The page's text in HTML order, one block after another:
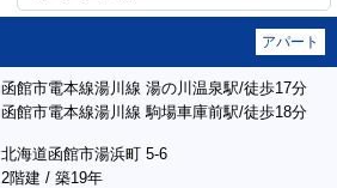
アパート
函館市電本線湯川線 湯の川温泉駅/徒歩17分
函館市電本線湯川線 駒場車庫前駅/徒歩18分
北海道函館市湯浜町 5-6
2階建 / 築19年